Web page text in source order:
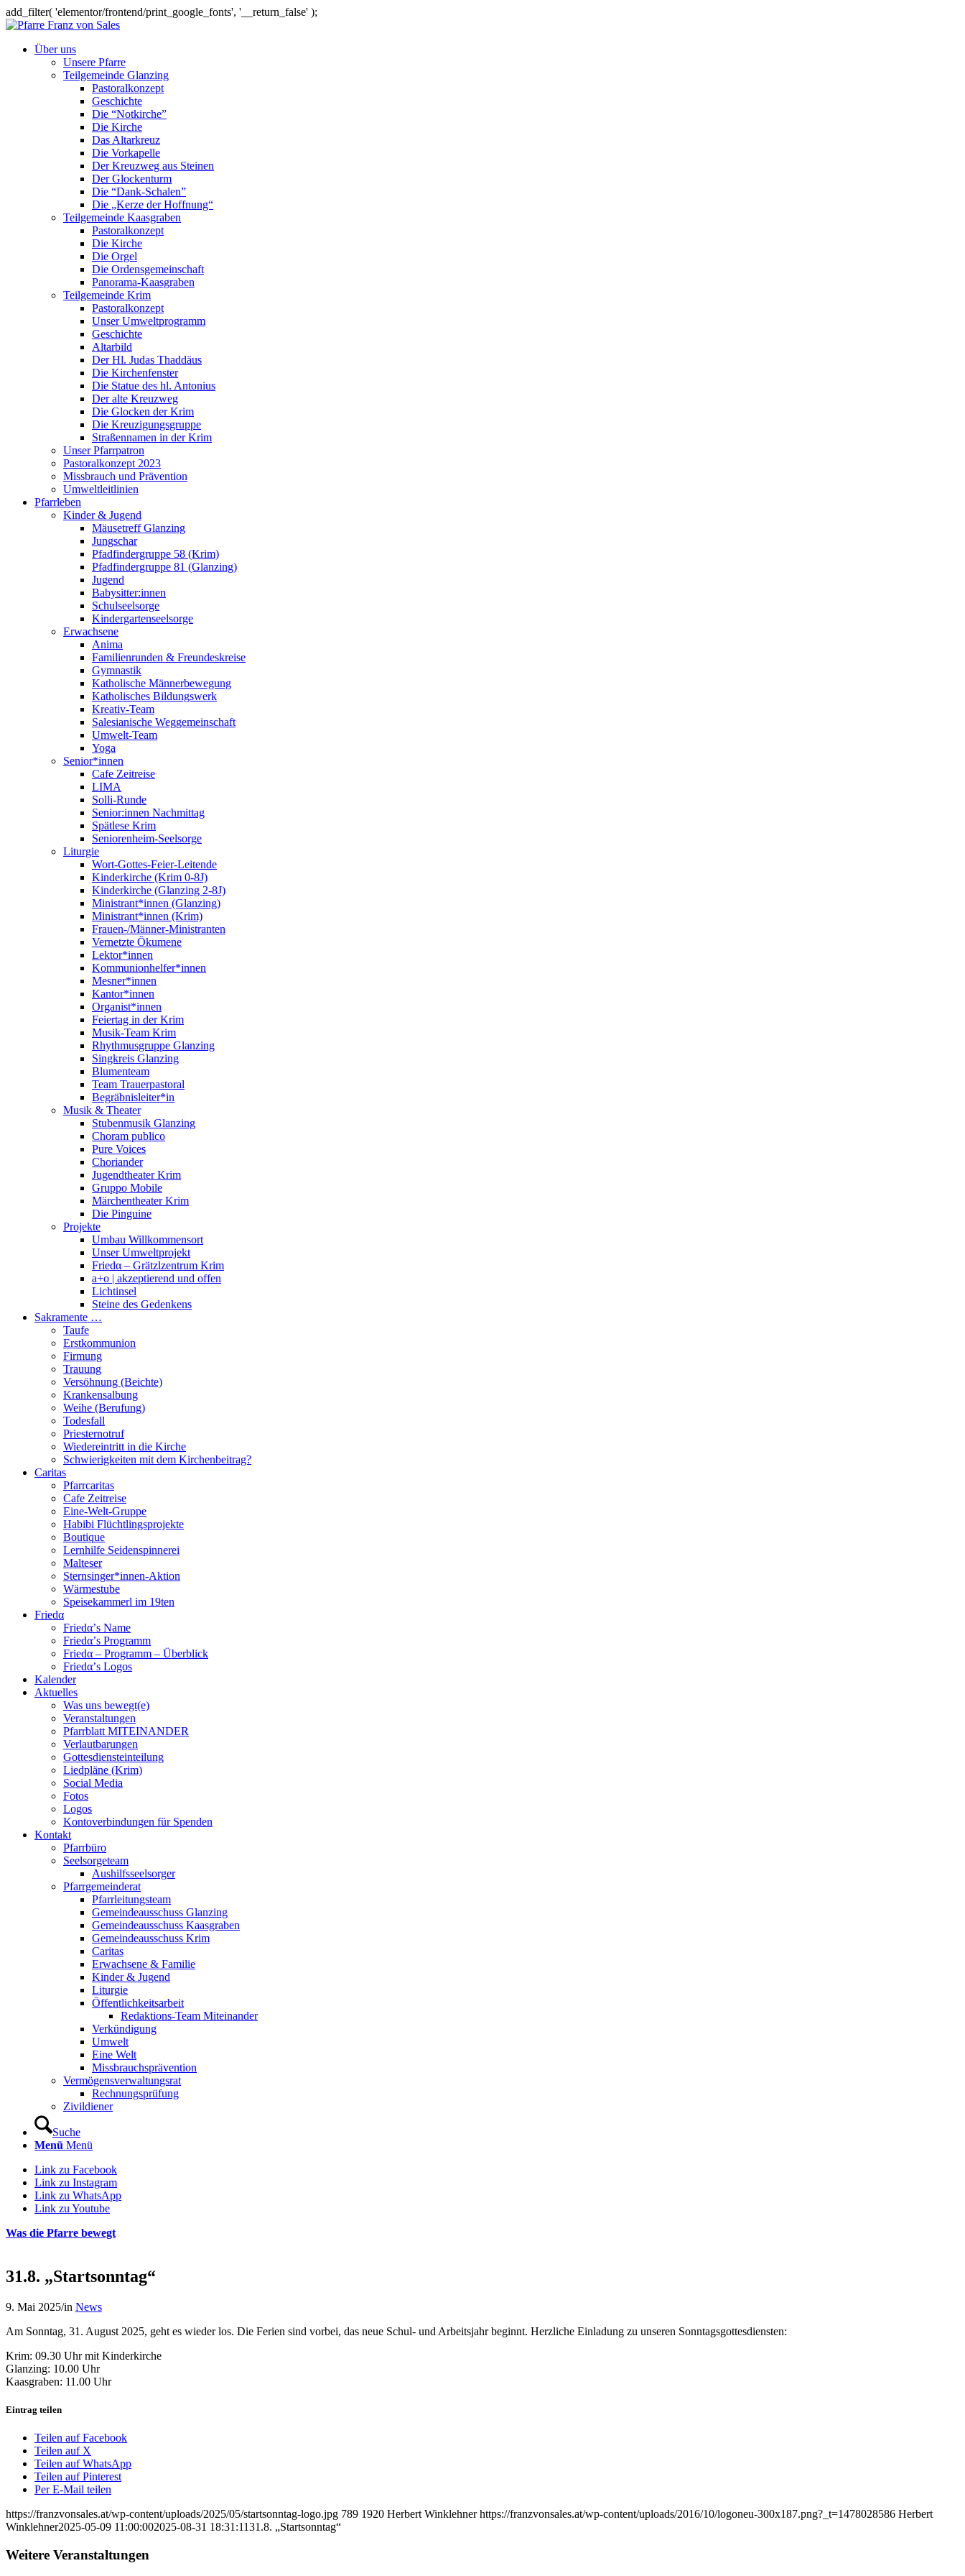
add_filter( 'elementor/frontend/print_google_fonts', '__return_false' );
Über uns
Unsere Pfarre
Teilgemeinde Glanzing
Pastoralkonzept
Geschichte
Die “Notkirche”
Die Kirche
Das Altarkreuz
Die Vorkapelle
Der Kreuzweg aus Steinen
Der Glockenturm
Die “Dank-Schalen”
Die „Kerze der Hoffnung“
Teilgemeinde Kaasgraben
Pastoralkonzept
Die Kirche
Die Orgel
Die Ordensgemeinschaft
Panorama-Kaasgraben
Teilgemeinde Krim
Pastoralkonzept
Unser Umweltprogramm
Geschichte
Altarbild
Der Hl. Judas Thaddäus
Die Kirchenfenster
Die Statue des hl. Antonius
Der alte Kreuzweg
Die Glocken der Krim
Die Kreuzigungsgruppe
Straßennamen in der Krim
Unser Pfarrpatron
Pastoralkonzept 2023
Missbrauch und Prävention
Umweltleitlinien
Pfarrleben
Kinder & Jugend
Mäusetreff Glanzing
Jungschar
Pfadfindergruppe 58 (Krim)
Pfadfindergruppe 81 (Glanzing)
Jugend
Babysitter:innen
Schulseelsorge
Kindergartenseelsorge
Erwachsene
Anima
Familienrunden & Freundeskreise
Gymnastik
Katholische Männerbewegung
Katholisches Bildungswerk
Kreativ-Team
Salesianische Weggemeinschaft
Umwelt-Team
Yoga
Senior*innen
Cafe Zeitreise
LIMA
Solli-Runde
Senior:innen Nachmittag
Spätlese Krim
Seniorenheim-Seelsorge
Liturgie
Wort-Gottes-Feier-Leitende
Kinderkirche (Krim 0-8J)
Kinderkirche (Glanzing 2-8J)
Ministrant*innen (Glanzing)
Ministrant*innen (Krim)
Frauen-/Männer-Ministranten
Vernetzte Ökumene
Lektor*innen
Kommunionhelfer*innen
Mesner*innen
Kantor*innen
Organist*innen
Feiertag in der Krim
Musik-Team Krim
Rhythmusgruppe Glanzing
Singkreis Glanzing
Blumenteam
Team Trauerpastoral
Begräbnisleiter*in
Musik & Theater
Stubenmusik Glanzing
Choram publico
Pure Voices
Choriander
Jugendtheater Krim
Gruppo Mobile
Märchentheater Krim
Die Pinguine
Projekte
Umbau Willkommensort
Unser Umweltprojekt
Friedα – Grätzlzentrum Krim
a+o | akzeptierend und offen
Lichtinsel
Steine des Gedenkens
Sakramente …
Taufe
Erstkommunion
Firmung
Trauung
Versöhnung (Beichte)
Krankensalbung
Weihe (Berufung)
Todesfall
Priesternotruf
Wiedereintritt in die Kirche
Schwierigkeiten mit dem Kirchenbeitrag?
Caritas
Pfarrcaritas
Cafe Zeitreise
Eine-Welt-Gruppe
Habibi Flüchtlingsprojekte
Boutique
Lernhilfe Seidenspinnerei
Malteser
Sternsinger*innen-Aktion
Wärmestube
Speisekammerl im 19ten
Friedα
Friedα’s Name
Friedα’s Programm
Friedα – Programm – Überblick
Friedα’s Logos
Kalender
Aktuelles
Was uns bewegt(e)
Veranstaltungen
Pfarrblatt MITEINANDER
Verlautbarungen
Gottesdiensteinteilung
Liedpläne (Krim)
Social Media
Fotos
Logos
Kontoverbindungen für Spenden
Kontakt
Pfarrbüro
Seelsorgeteam
Aushilfsseelsorger
Pfarrgemeinderat
Pfarrleitungsteam
Gemeindeausschuss Glanzing
Gemeindeausschuss Kaasgraben
Gemeindeausschuss Krim
Caritas
Erwachsene & Familie
Kinder & Jugend
Liturgie
Öffentlichkeitsarbeit
Redaktions-Team Miteinander
Verkündigung
Umwelt
Eine Welt
Missbrauchsprävention
Vermögensverwaltungsrat
Rechnungsprüfung
Zivildiener
Suche
Menü Menü
Link zu Facebook
Link zu Instagram
Link zu WhatsApp
Link zu Youtube
Was die Pfarre bewegt
31.8. „Startsonntag“
9. Mai 2025/in News
Am Sonntag, 31. August 2025, geht es wieder los. Die Ferien sind vorbei, das neue Schul- und Arbeitsjahr beginnt. Herzliche Einladung zu unseren Sonntagsgottesdiensten:
Krim: 09.30 Uhr mit Kinderkirche
Glanzing: 10.00 Uhr
Kaasgraben: 11.00 Uhr
Eintrag teilen
Teilen auf Facebook
Teilen auf X
Teilen auf WhatsApp
Teilen auf Pinterest
Per E-Mail teilen
https://franzvonsales.at/wp-content/uploads/2025/05/startsonntag-logo.jpg 789 1920 Herbert Winklehner https://franzvonsales.at/wp-content/uploads/2016/10/logoneu-300x187.png?_t=1478028586 Herbert
Winklehner2025-05-09 11:00:002025-08-31 18:31:1131.8. „Startsonntag“
Weitere Veranstaltungen